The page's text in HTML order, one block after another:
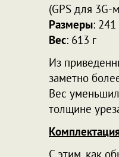
(GPS для 3G-
Размеры:
Вес: 613 г
Из
заметно
Вес
толщине
С этим, как